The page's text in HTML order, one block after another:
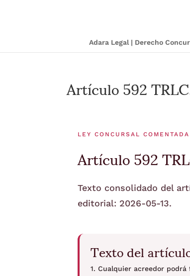
Adara Legal | Derecho
Artículo 592
LEY CONCURSAL
Artículo 592
Texto consolidado del
editorial: 2026-05-13.
Texto del
1. Cualquier acreedor